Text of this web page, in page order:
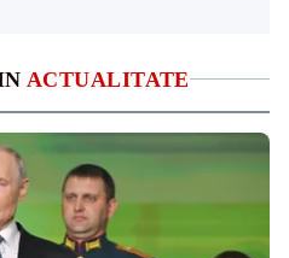
ACTUALITATE